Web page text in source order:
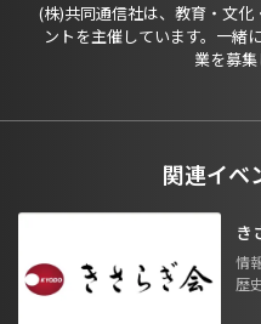
(株)共同通信社は、教育・文
ントを主催しています。一緒
業を募集
関連イベ
き
情
歴